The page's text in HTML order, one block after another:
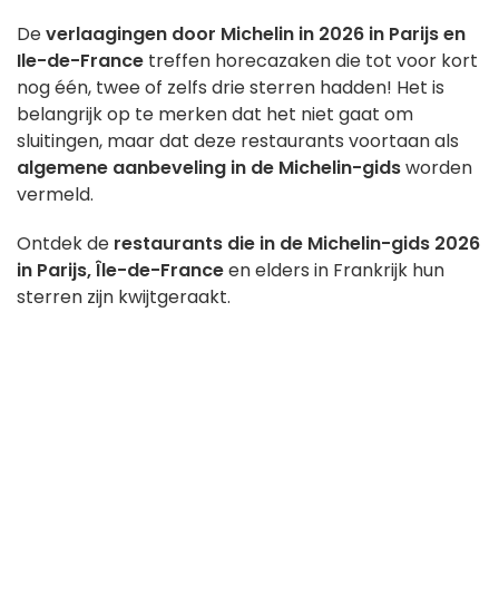
Deverlaagingen door Michelin in 2026 in Parijs en
Ile-de-France treffen horecazaken die tot voor kort
nog één, twee of zelfs drie sterren hadden! Het is
belangrijk op te merken dat het niet gaat om
sluitingen, maar dat deze restaurants voortaan als
algemene aanbeveling in de Michelin-gidsworden
vermeld.
Ontdek de restaurants die in de Michelin-gids 2026
in Parijs, Île-de-Franceen elders in Frankrijk hun
sterren zijn kwijtgeraakt.